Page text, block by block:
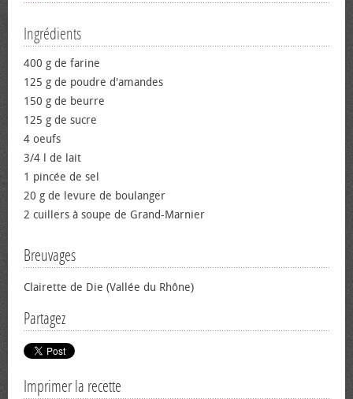
Ingrédients
400 g de farine
125 g de poudre d'amandes
150 g de beurre
125 g de sucre
4 œufs
3/4 l de lait
1 pincée de sel
20 g de levure de boulanger
2 cuillers à soupe de Grand-Marnier
Breuvages
Clairette de Die (Vallée du Rhône)
Partagez
Imprimer la recette